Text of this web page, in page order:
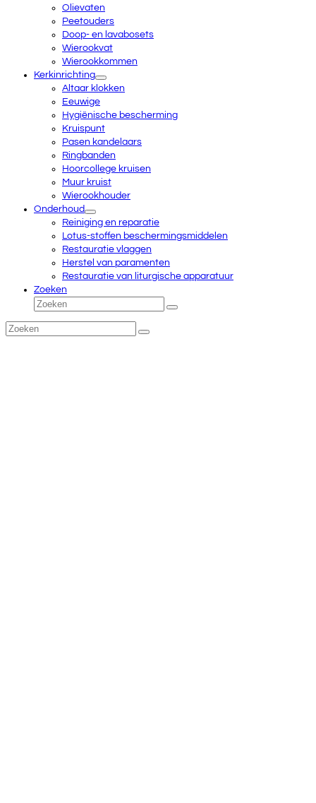
Olievaten
Peetouders
Doop- en lavabosets
Wierookvat
Wierookkommen
Kerkinrichting
Altaar klokken
Eeuwige
Hygiënische bescherming
Kruispunt
Pasen kandelaars
Ringbanden
Hoorcollege kruisen
Muur kruist
Wierookhouder
Onderhoud
Reiniging en reparatie
Lotus-stoffen beschermingsmiddelen
Restauratie vlaggen
Herstel van paramenten
Restauratie van liturgische apparatuur
Zoeken
Zoeken
Verzenden
Zoeken
Verzenden